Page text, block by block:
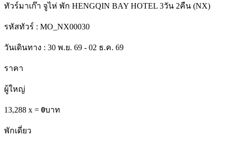
ทัวร์มาเก๊า จูไห่ พัก HENGQIN BAY HOTEL 3วัน 2คืน (NX)
รหัสทัวร์ : MO_NX00030
วันเดินทาง : 30 พ.ย. 69 - 02 ธ.ค. 69
ราคา
ผู้ใหญ่
13,288 x = 0บาท
พักเดี่ยว